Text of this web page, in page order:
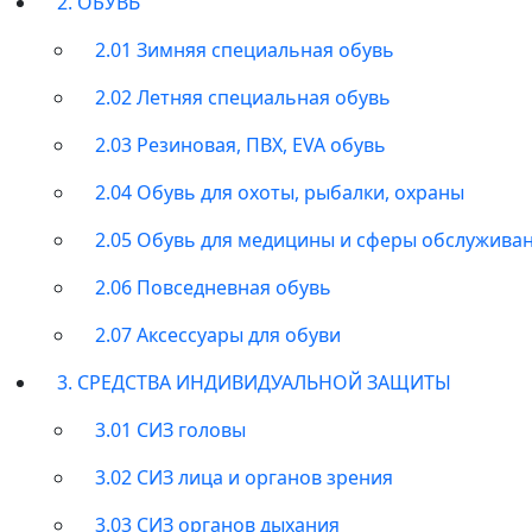
2.01 Зимняя специальная обувь
2.02 Летняя специальная обувь
2.03 Резиновая, ПВХ, EVA обувь
2.04 Обувь для охоты, рыбалки, охраны
2.05 Обувь для медицины и сферы
2.06 Повседневная обувь
2.07 Аксессуары для обуви
3. СРЕДСТВА ИНДИВИДУАЛЬНОЙ ЗАЩИТЫ
3.01 СИЗ головы
3.02 СИЗ лица и органов зрения
3.03 СИЗ органов дыхания